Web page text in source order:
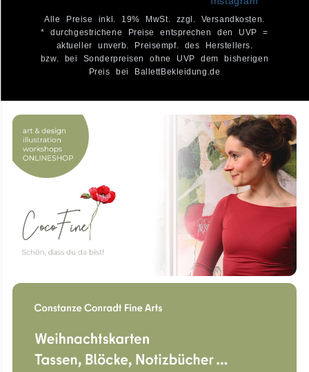
Alle Preise inkl. 19% MwSt. zzgl. Versandkosten.
* durchgestrichene Preise entsprechen den UVP =
aktueller unverb. Preisempf. des Herstellers.
bzw. bei Sonderpreisen ohne UVP dem bisherigen
Preis bei BallettBekleidung.de